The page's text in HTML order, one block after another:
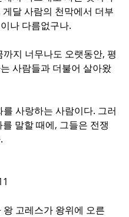
게달 사람의 천막에서 더부
나 다름없구나.
까지 너무나도 오랫동안, 평
사람들과 더불어 살아왔
를 사랑하는 사람이다. 그러
말할 때에, 그들은 전쟁
왕 고레스가 왕위에 오른